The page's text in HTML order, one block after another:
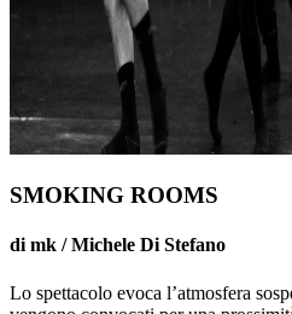
SMOKING ROOMS
di mk / Michele Di Stefano
Lo spettacolo evoca l’atmosfera